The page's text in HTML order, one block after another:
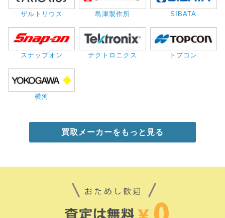
ザルトリウス 島津製作所 SIBATA
スナップオン テクトロニクス トプコン
横河
買取メーカーをもっと見る